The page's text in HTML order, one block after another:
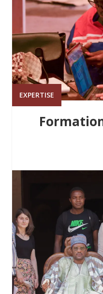
EXPERTISE
Formation